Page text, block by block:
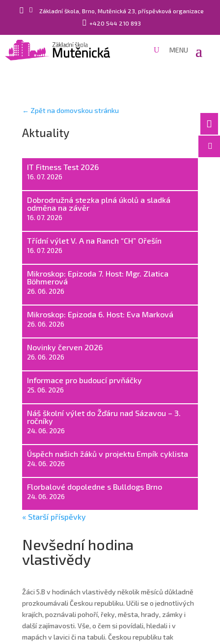
  Základní škola, Brno, Mutěnická 23, příspěvková organizace
 +420 544 210 893


← Zpět na domovskou stránku
Aktuality
IT Fitness Test 2026
16. 07. 2026
Dobrodružná stezka plná úkolů a sladká
odměna na závěr
16. 07. 2026
Třídní výlet V. A na Ranch “CH” Ořešín
16. 07. 2026
Mikroskop: Epizoda 7. Host: Mgr. Zlatica
Böhmerová
26. 06. 2026
Mikroskop: Epizoda 6. Host: Eva Marková
26. 06. 2026
Novinky červen 2026
26. 06. 2026
Informace pro budoucí prvňáčky
25. 06. 2026
Náš školní výlet do Žďáru nad Sázavou – 3.
ročníky
24. 06. 2026
Úspěch našich žáků v projektu Empík cyklista
24. 06. 2026
Florbalové dopoledne s Bulldogs Brno
24. 06. 2026
« Starší příspěvky
Nevšední hodina
vlastivědy
Žáci 5.B v hodinách vlastivědy několik měsíců důkladně
prozkoumávali Českou republiku. Učili se o jednotlivých
krajích, poznávali pohoří, řeky, města, hrady, zámky i
další zajímavosti. Vše, o čem si povídali, hledali i v
mapách v lavici či na tabuli. Českou republiku tak